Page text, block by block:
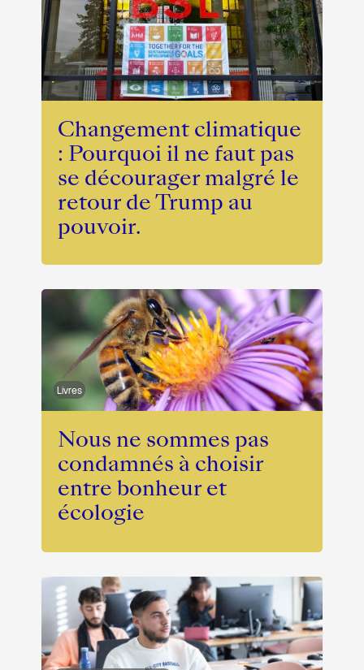
Changement climatique
: Pourquoi il ne faut pas
se décourager malgré le
retour de Trump au
pouvoir.
Livres
Nous ne sommes pas
condamnés à choisir
entre bonheur et
écologie